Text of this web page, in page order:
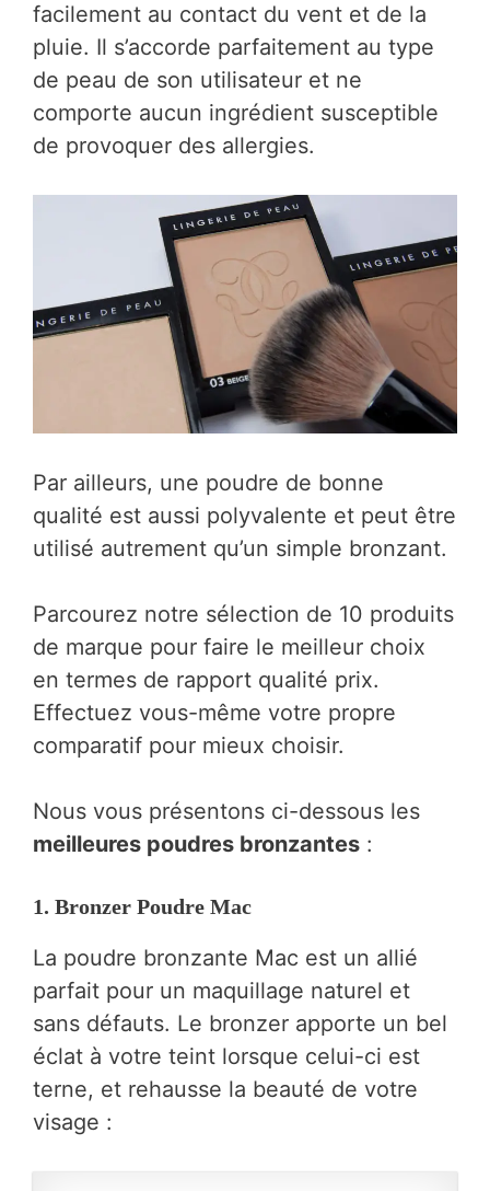
facilement au contact du vent et de la
pluie. Il s’accorde parfaitement au type
de peau de son utilisateur et ne
comporte aucun ingrédient susceptible
de provoquer des allergies.
Par ailleurs, une poudre de bonne
qualité est aussi polyvalente et peut être
utilisé autrement qu’un simple bronzant.
Parcourez notre sélection de 10 produits
de marque pour faire le meilleur choix
en termes de rapport qualité prix.
Effectuez vous-même votre propre
comparatif pour mieux choisir.
Nous vous présentons ci-dessous les
meilleures poudres bronzantes :
1. Bronzer Poudre Mac
La poudre bronzante Mac est un allié
parfait pour un maquillage naturel et
sans défauts. Le bronzer apporte un bel
éclat à votre teint lorsque celui-ci est
terne, et rehausse la beauté de votre
visage :